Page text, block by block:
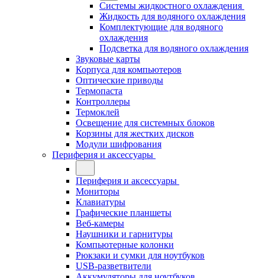
Системы жидкостного охлаждения
Жидкость для водяного охлаждения
Комплектующие для водяного
охлаждения
Подсветка для водяного охлаждения
Звуковые карты
Корпуса для компьютеров
Оптические приводы
Термопаста
Контроллеры
Термоклей
Освещение для системных блоков
Корзины для жестких дисков
Модули шифрования
Периферия и аксессуары
Периферия и аксессуары
Мониторы
Клавиатуры
Графические планшеты
Веб-камеры
Наушники и гарнитуры
Компьютерные колонки
Рюкзаки и сумки для ноутбуков
USB-разветвители